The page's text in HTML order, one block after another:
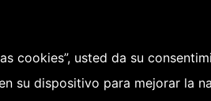
cookies”, usted da su
su dispositivo para mejorar la